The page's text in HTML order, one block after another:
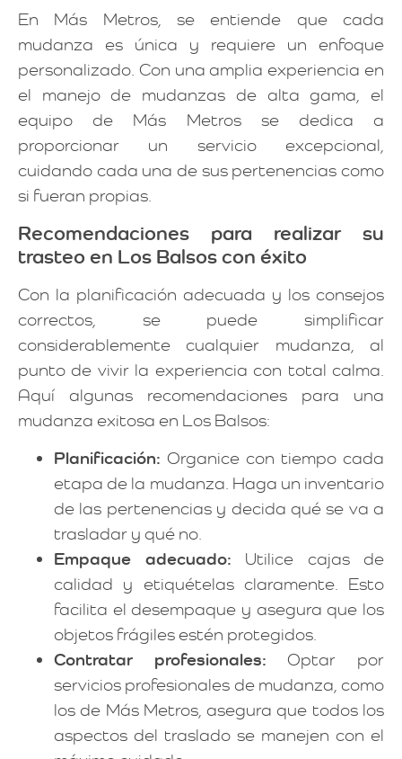
En Más Metros, se entiende que cada
mudanza es única y requiere un enfoque
personalizado. Con una amplia experiencia en
el manejo de mudanzas de alta gama, el
equipo de Más Metros se dedica a
proporcionar un servicio excepcional,
cuidando cada una de sus pertenencias como
si fueran propias.
Recomendaciones para realizar su
trasteo en Los Balsos con éxito
Con la planificación adecuada y los consejos
correctos, se puede simplificar
considerablemente cualquier mudanza, al
punto de vivir la experiencia con total calma.
Aquí algunas recomendaciones para una
mudanza exitosa en Los Balsos:
Planificación: Organice con tiempo cada
etapa de la mudanza. Haga un inventario
de las pertenencias y decida qué se va a
trasladar y qué no.
Empaque adecuado: Utilice cajas de
calidad y etiquételas claramente. Esto
facilita el desempaque y asegura que los
objetos frágiles estén protegidos.
Contratar profesionales: Optar por
servicios profesionales de mudanza, como
los de Más Metros, asegura que todos los
aspectos del traslado se manejen con el